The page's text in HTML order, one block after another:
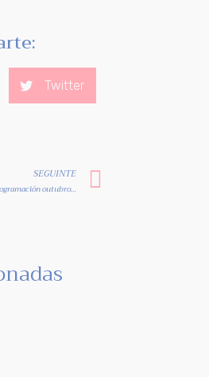
Twitter
SEGUINTE
Programación outubro 2021